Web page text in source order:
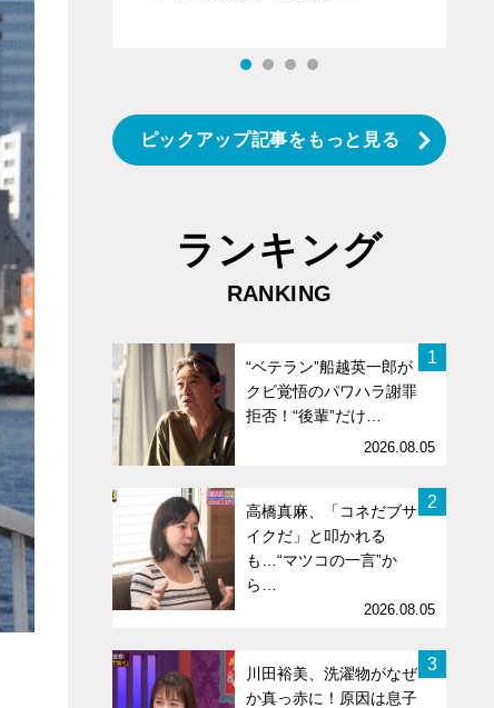
ピックアップ記事をもっと見る
ランキング
RANKING
1
“ベテラン”船越英一郎が
クビ覚悟のパワハラ謝罪
拒否！“後輩”だけ…
2026.08.05
2
高橋真麻、「コネだブサ
イクだ」と叩かれる
も…“マツコの一言”か
ら…
2026.08.05
3
川田裕美、洗濯物がなぜ
か真っ赤に！原因は息子